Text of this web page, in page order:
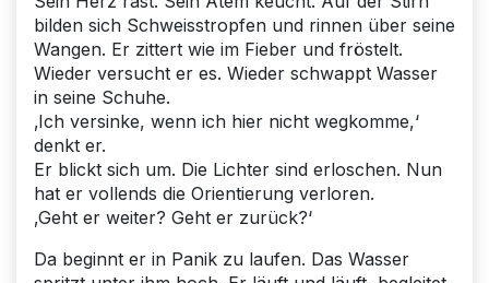
bilden sich Schweisstropfen und rinnen über seine
Wangen. Er zittert wie im Fieber und fröstelt.
Wieder versucht er es. Wieder schwappt Wasser
in seine Schuhe.
‚Ich versinke, wenn ich hier nicht wegkomme,‘
denkt er.
Er blickt sich um. Die Lichter sind erloschen. Nun
hat er vollends die Orientierung verloren.
‚Geht er weiter? Geht er zurück?‘
Da beginnt er in Panik zu laufen. Das Wasser